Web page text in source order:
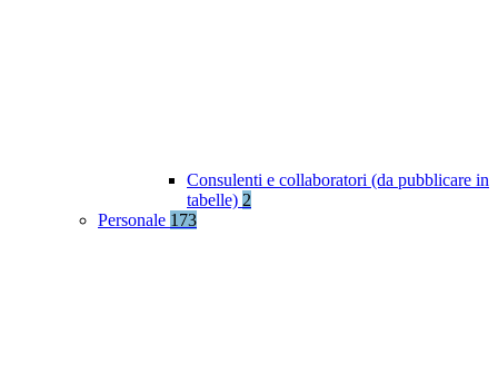
Consulenti e collaboratori (da pubblicare in
tabelle) 2
Personale 173